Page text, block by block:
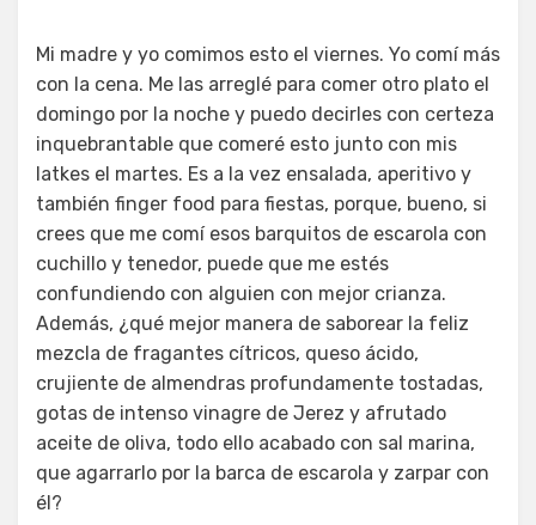
Mi madre y yo comimos esto el viernes. Yo comí más
con la cena. Me las arreglé para comer otro plato el
domingo por la noche y puedo decirles con certeza
inquebrantable que comeré esto junto con mis
latkes el martes. Es a la vez ensalada, aperitivo y
también finger food para fiestas, porque, bueno, si
crees que me comí esos barquitos de escarola con
cuchillo y tenedor, puede que me estés
confundiendo con alguien con mejor crianza.
Además, ¿qué mejor manera de saborear la feliz
mezcla de fragantes cítricos, queso ácido,
crujiente de almendras profundamente tostadas,
gotas de intenso vinagre de Jerez y afrutado
aceite de oliva, todo ello acabado con sal marina,
que agarrarlo por la barca de escarola y zarpar con
él?